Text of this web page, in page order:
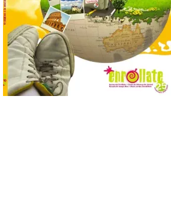
Nueva edición de León
de…viaje. Una iniciativa
organizado por la sección
juvenil de la Asociación
Enróllate, la Asociación
Conceyu País Llionés y el Diario de
Turismo, Ocio e Información para
jóvenes “Enredando.info”. Pilar Aller Aller
nos envía la décimo […]